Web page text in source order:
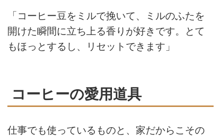
「コーヒー豆をミルで挽いて、ミルのふたを
開けた瞬間に立ち上る香りが好きです。とて
もほっとするし、リセットできます」
コーヒーの愛用道具
仕事でも使っているものと、家だからこその